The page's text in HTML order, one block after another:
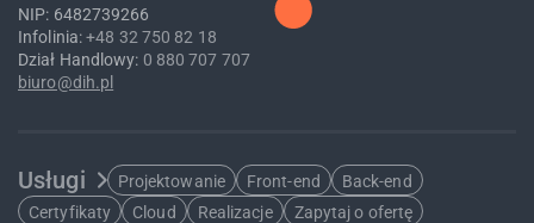
NIP: 6482739266
Infolinia:+48 32 750 82 18
Dział Handlowy: 0 880 707 707
biuro@dih.pl
Usługi Projektowanie Front-end
Back-end
Certyfikaty
Cloud Realizacje Zapytaj o ofertę